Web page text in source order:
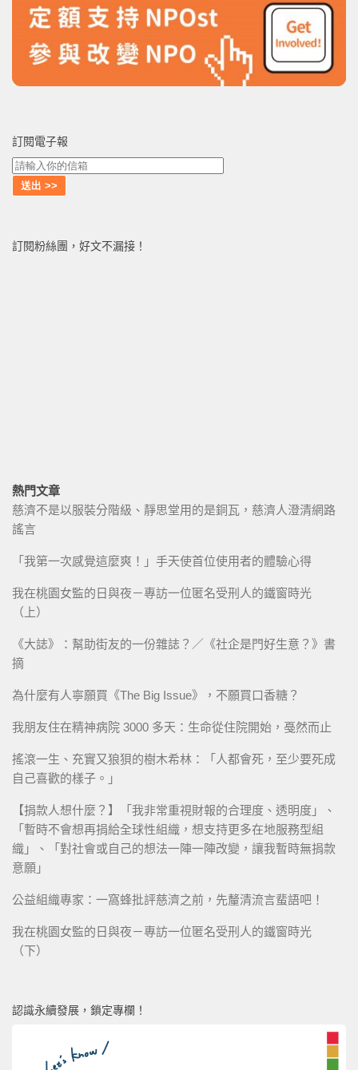
訂閱電子報
訂閱粉絲團，好文不漏接！
熱門文章
慈濟不是以服裝分階級、靜思堂用的是銅瓦，慈濟人澄清網路
謠言
「我第一次感覺這麼爽！」手天使首位使用者的體驗心得
我在桃園女監的日與夜－專訪一位匿名受刑人的鐵窗時光
（上）
《大誌》：幫助街友的一份雜誌？／《社企是門好生意？》書
摘
為什麼有人寧願買《The Big Issue》，不願買口香糖？
我朋友住在精神病院 3000 多天：生命從住院開始，戞然而止
搖滾一生、充實又狼狽的樹木希林：「人都會死，至少要死成
自己喜歡的樣子。」
【捐款人想什麼？】「我非常重視財報的合理度、透明度」、
「暫時不會想再捐給全球性組織，想支持更多在地服務型組
織」、「對社會或自己的想法一陣一陣改變，讓我暫時無捐款
意願」
公益組織專家：一窩蜂批評慈濟之前，先釐清流言蜚語吧！
我在桃園女監的日與夜－專訪一位匿名受刑人的鐵窗時光
（下）
認識永續發展，鎖定專欄！